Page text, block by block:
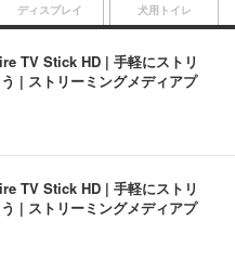
TV Stick HD | 手軽にストリ
| ストリーミングメディアプ
TV Stick HD | 手軽にストリ
| ストリーミングメディアプ
ディスプレイ 犬用トイレ